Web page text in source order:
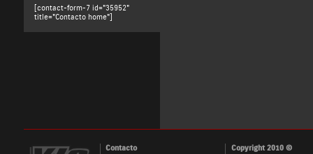
[contact-form-7 id="35952"
title="Contacto home"]
Contacto Copyright 2010 ©